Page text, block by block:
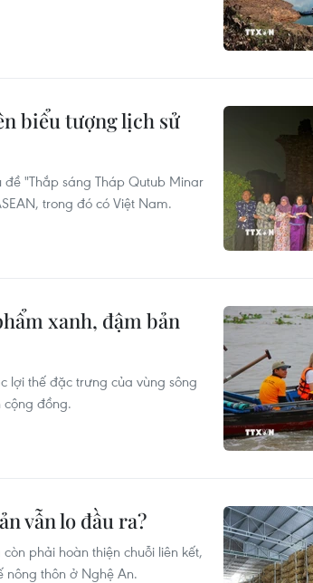
biểu tượng lịch sử
"Thắp sáng Tháp Qutub Minar
trong đó có Việt Nam.
xanh, đậm bản
lợi thế đặc trưng của vùng sông
cộng đồng.
vẫn lo đầu ra?
phải hoàn thiện chuỗi liên kết,
nông thôn ở Nghệ An.